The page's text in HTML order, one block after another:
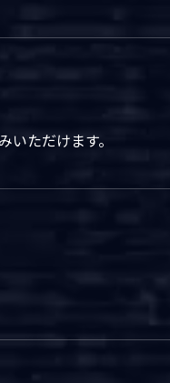
ただけます。